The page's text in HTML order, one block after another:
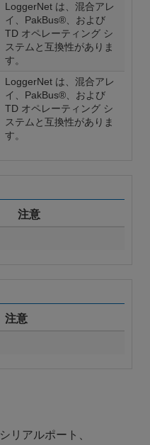
LoggerNet は、混合アレ
イ、PakBus®、および
TD オペレーティング シ
ステムと互換性がありま
す。
LoggerNet は、混合アレ
イ、PakBus®、および
TD オペレーティング シ
ステムと互換性がありま
す。
注意
注意
リアルポート、